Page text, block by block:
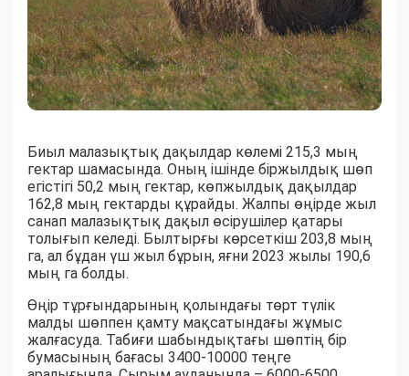
Биыл малазықтық дақылдар көлемі 215,3 мың
гектар шамасында. Оның ішінде біржылдық шөп
егістігі 50,2 мың гектар, көпжылдық дақылдар
162,8 мың гектарды құрайды. Жалпы өңірде жыл
санап малазықтық дақыл өсірушілер қатары
толығып келеді. Былтырғы көрсеткіш 203,8 мың
га, ал бұдан үш жыл бұрын, яғни 2023 жылы 190,6
мың га болды.
Өңір тұрғындарының қолындағы төрт түлік
малды шөппен қамту мақсатындағы жұмыс
жалғасуда. Табиғи шабындықтағы шөптің бір
бумасының бағасы 3400-10000 теңге